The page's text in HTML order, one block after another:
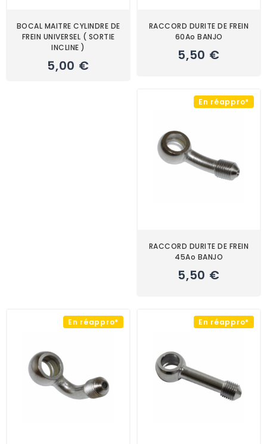
BOCAL MAITRE CYLINDRE DE
FREIN UNIVERSEL ( SORTIE
INCLINE )
5,00 €
RACCORD DURITE DE FREIN
60Ao BANJO
5,50 €
En réappro*
RACCORD DURITE DE FREIN
45Ao BANJO
5,50 €
En réappro* En réappro*